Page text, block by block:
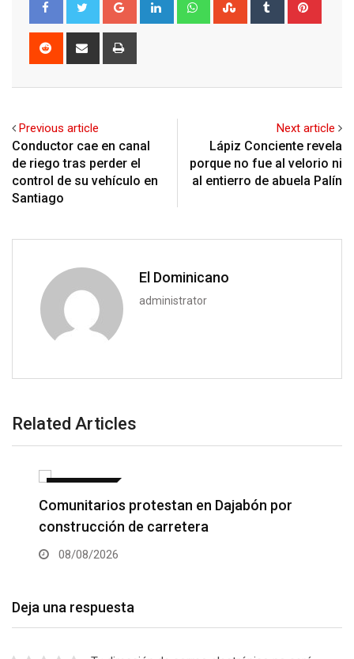
Reddit
Share
Previous article
Conductor cae en canal
de riego tras perder el
control de su vehículo en
Santiago
Next article
Lápiz Conciente revela
porque no fue al velorio ni
al entierro de abuela Palín
El Dominicano
administrator
Related Articles
Comunitarios protestan en Dajabón por
construcción de carretera
08/08/2026
Deja una respuesta